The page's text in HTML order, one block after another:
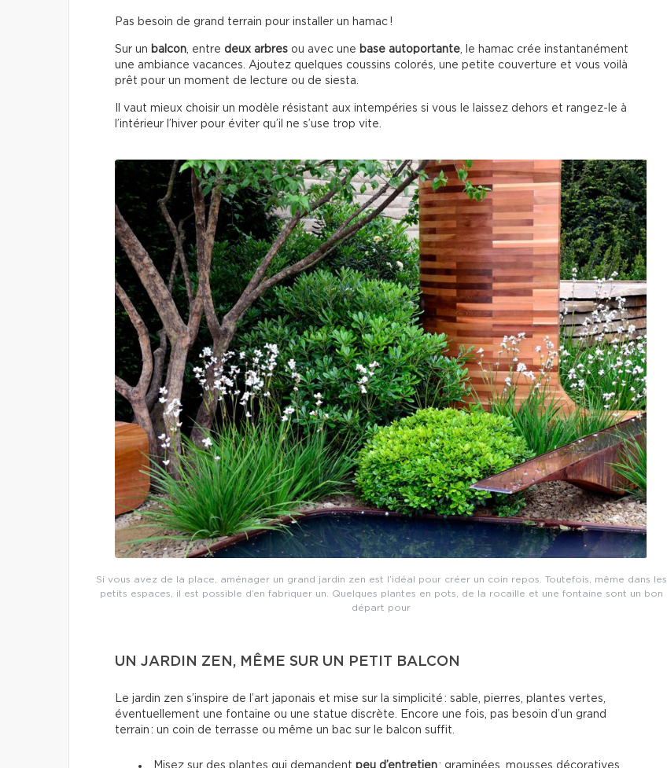
Pas besoin de grand terrain pour installer un hamac !
Sur un balcon, entre deux arbres ou avec une base autoportante, le hamac crée instantanément
une ambiance vacances. Ajoutez quelques coussins colorés, une petite couverture et vous voilà
prêt pour un moment de lecture ou de siesta.
Il vaut mieux choisir un modèle résistant aux intempéries si vous le laissez dehors et rangez-le à
l’intérieur l’hiver pour éviter qu’il ne s’use trop vite.
Si vous avez de la place, aménager un grand jardin zen est l’idéal pour créer un coin repos. Toutefois, même dans les
petits espaces, il est possible d’en fabriquer un. Quelques plantes en pots, de la rocaille et une fontaine sont un bon
départ pour
UN JARDIN ZEN, MÊME SUR UN PETIT BALCON
Le jardin zen s’inspire de l’art japonais et mise sur la simplicité : sable, pierres, plantes vertes,
éventuellement une fontaine ou une statue discrète. Encore une fois, pas besoin d’un grand
terrain : un coin de terrasse ou même un bac sur le balcon suffit.
Misez sur des plantes qui demandent peu d’entretien: graminées, mousses décoratives